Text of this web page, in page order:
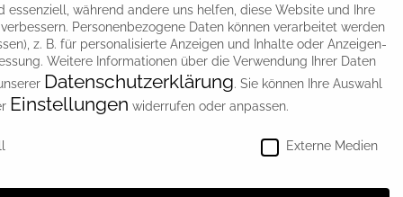
mit Hilfe von zwei Gesellen einen
essenziell, während andere uns helfen, diese Website und Ihre
Personenbezogene Daten können verarbeitet werden
z. B. für personalisierte Anzeigen und Inhalte oder Anzeigen-
Weitere Informationen über die Verwendung Ihrer Daten
Datenschutzerklärung. Sie können Ihre Auswahl
Einstellungen widerrufen oder anpassen.
Externe Medien